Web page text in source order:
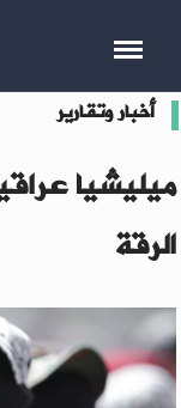
أخبار وتقارير
ميليشيا
الرقة